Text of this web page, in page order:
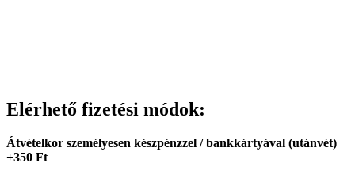
Elérhető fizetési módok:
Átvételkor személyesen készpénzzel / bankkártyával (utánvét)
+350 Ft